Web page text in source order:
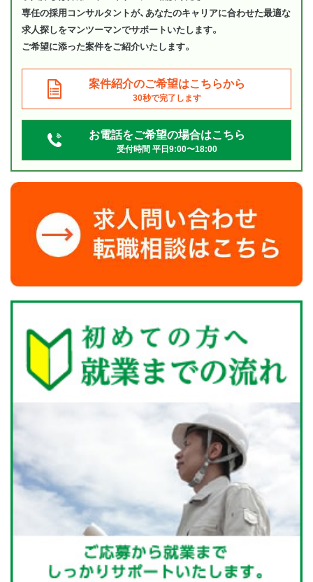
専任の採用コンサルタントが、あなたのキャリアに合わせた最適な
求人探しをマンツーマンでサポートいたします。
ご希望に添った案件をご紹介いたします。
案件紹介のご希望はこちらから
30秒で完了します
お電話をご希望の場合はこちら
受付時間 平日9:00〜18:00